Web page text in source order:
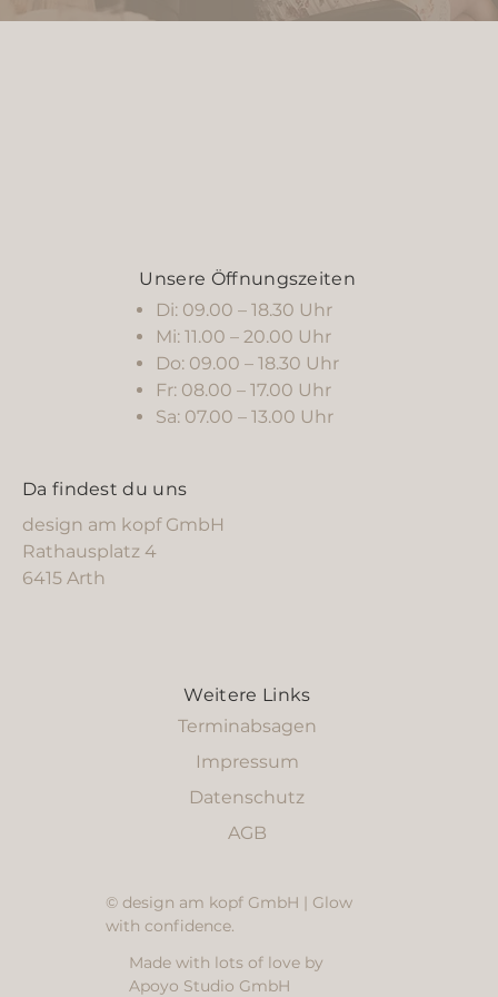
Da findest du uns
design am kopf GmbH
Rathausplatz 4
6415 Arth
Unsere Öffnungszeiten
Di: 09.00 – 18.30 Uhr
Mi: 11.00 – 20.00 Uhr
Do: 09.00 – 18.30 Uhr
Fr: 08.00 – 17.00 Uhr
Sa: 07.00 – 13.00 Uhr
Weitere Links
Terminabsagen
Impressum
Datenschutz
AGB
© design am kopf GmbH | Glow
with confidence.
Made with lots of love by
Apoyo Studio GmbH